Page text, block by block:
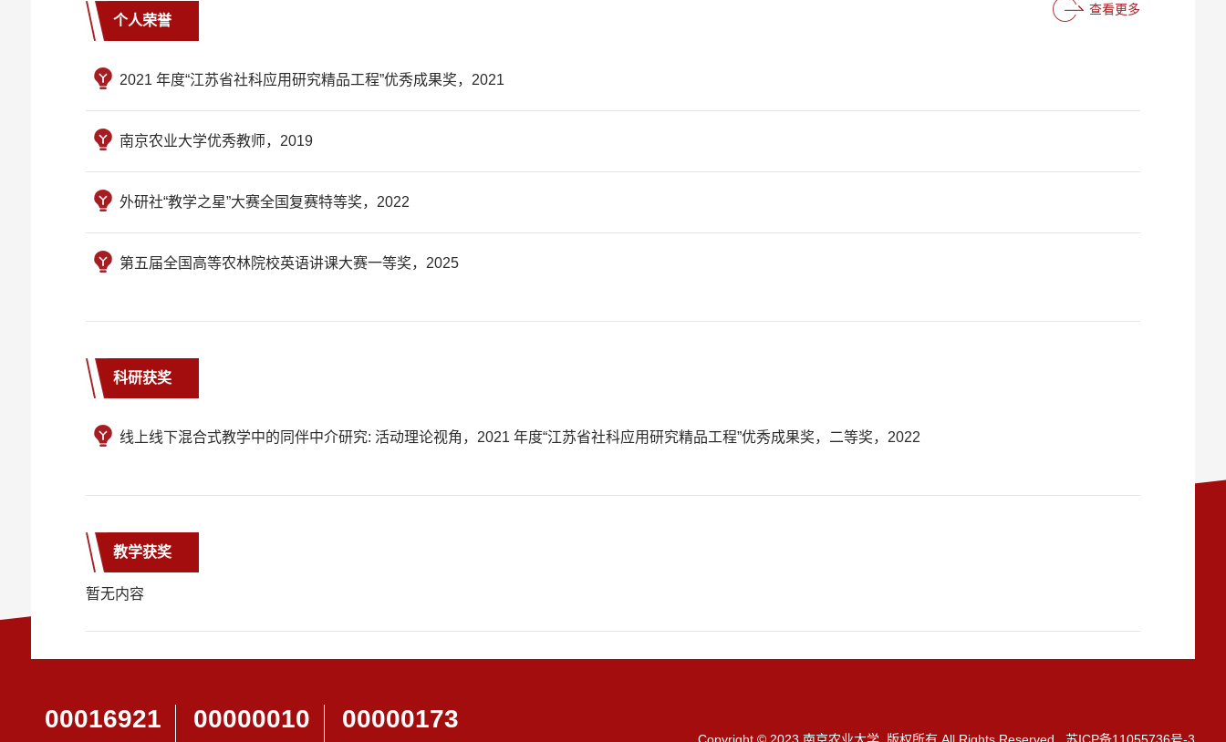
个人荣誉
查看更多
2021 年度“江苏省社科应用研究精品工程”优秀成果奖，2021
南京农业大学优秀教师，2019
外研社“教学之星”大赛全国复赛特等奖，2022
第五届全国高等农林院校英语讲课大赛一等奖，2025
科研获奖
线上线下混合式教学中的同伴中介研究: 活动理论视角，2021 年度“江苏省社科应用研究精品工程”优秀成果奖，二等奖，2022
教学获奖
暂无内容
00016921 00000010 00000173